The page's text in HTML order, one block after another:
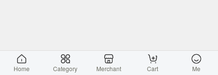
Home Category Merchant Cart Me